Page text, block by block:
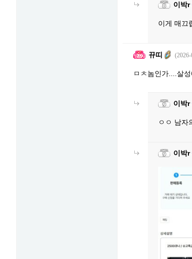
이박r
이게 매끄
뀨띠
ㅁㅊ놈인가....살
이박r
ㅇㅇ 남자
이박r